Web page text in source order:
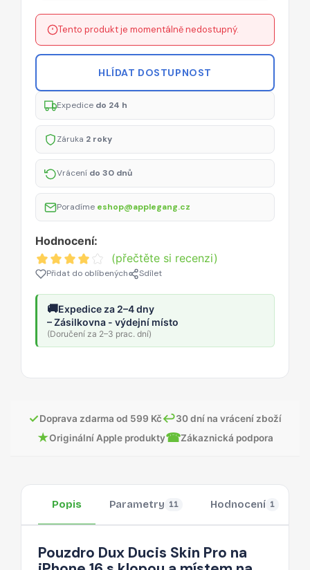
Tento produkt je momentálně nedostupný.
HLÍDAT DOSTUPNOST
Expedice do 24 h
Záruka 2 roky
Vrácení do 30 dnů
Poradíme eshop@applegang.cz
Hodnocení:
(přečtěte si recenzi)
Přidat do oblíbených Sdílet
🚚Expedice za 2–4 dny
– Zásilkovna - výdejní místo
(Doručení za 2–3 prac. dní)
✓Doprava zdarma od 599 Kč↩30 dní na vrácení zboží
★Originální Apple produkty☎Zákaznická podpora
Popis Parametry 11 Hodnocení 1
Pouzdro Dux Ducis Skin Pro na